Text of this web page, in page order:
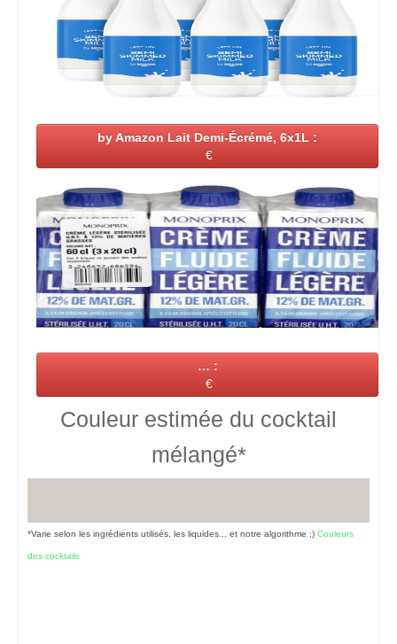
by Amazon Lait Demi-Écrémé, 6x1L :
€
… :
€
Couleur estimée du cocktail
mélangé*
*Varie selon les ingrédients utilisés, les liquides... et notre algorithme ;) Couleurs
des cocktails